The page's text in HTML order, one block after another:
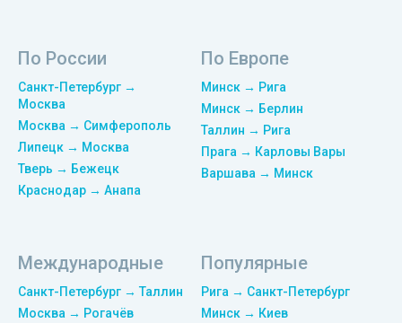
По России
Санкт-Петербург →
Москва
Москва → Симферополь
Липецк → Москва
Тверь → Бежецк
Краснодар → Анапа
По Европе
Минск → Рига
Минск → Берлин
Таллин → Рига
Прага → Карловы Вары
Варшава → Минск
Международные
Санкт-Петербург → Таллин
Москва → Рогачёв
Популярные
Рига → Санкт-Петербург
Минск → Киев